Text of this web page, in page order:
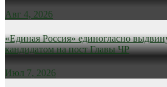
Авг 4, 2026
«Единая Россия» единогласно
кандидатом на пост Главы ЧР
Июл 7, 2026